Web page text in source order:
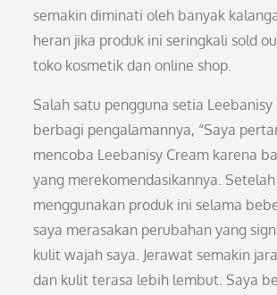
semakin diminati oleh banyak
heran jika produk ini seringkali sold
toko kosmetik dan online shop.
Salah satu pengguna setia Leebanisy
berbagi pengalamannya, “Saya
mencoba Leebanisy Cream karena
yang merekomendasikannya. Setelah
menggunakan produk ini selama
saya merasakan perubahan yang
kulit wajah saya. Jerawat semakin
dan kulit terasa lebih lembut. Saya